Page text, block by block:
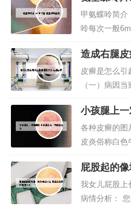
复发了，可以
金单抗”，正
称苏金单抗...
甲氨蝶呤简介
呤每次一般
12mg，一日1
病时，每日10
次。2、甲氨
酸的活性型
氨酸等生...
造成右腿
皮癣是怎么
（一）病因
后，可引起很
等损害，继之
病。银屑病是
不清楚，但研
身免疫因素以
小孩腿上
么办
各种皮癣的图
皮炎俗称白色
会出现白色皮
见于成人，儿
重，冬春病减
于四肢深侧，
屁股起的
像长癣怎么
我女儿屁股上
病情分析：